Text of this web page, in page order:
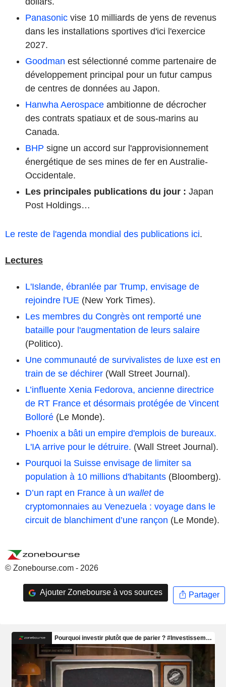
Panasonic vise 10 milliards de yens de revenus
dans les installations sportives d'ici l'exercice
2027.
Goodman est sélectionné comme partenaire de
développement principal pour un futur campus
de centres de données au Japon.
Hanwha Aerospace ambitionne de décrocher
des contrats spatiaux et de sous-marins au
Canada.
BHP signe un accord sur l'approvisionnement
énergétique de ses mines de fer en Australie-
Occidentale.
Les principales publications du jour : Japan
Post Holdings…
Le reste de l'agenda mondial des publications ici.
Lectures
L'Islande, ébranlée par Trump, envisage de
rejoindre l'UE (New York Times).
Les membres du Congrès ont remporté une
bataille pour l'augmentation de leurs salaire
(Politico).
Une communauté de survivalistes de luxe est en
train de se déchirer (Wall Street Journal).
L’influente Xenia Fedorova, ancienne directrice
de RT France et désormais protégée de Vincent
Bolloré (Le Monde).
Phoenix a bâti un empire d'emplois de bureaux.
L'IA arrive pour le détruire. (Wall Street Journal).
Pourquoi la Suisse envisage de limiter sa
population à 10 millions d'habitants (Bloomberg).
D’un rapt en France à un walletde
cryptomonnaies au Venezuela : voyage dans le
circuit de blanchiment d’une rançon (Le Monde).
© Zonebourse.com - 2026
Ajouter Zonebourse à vos sources Partager